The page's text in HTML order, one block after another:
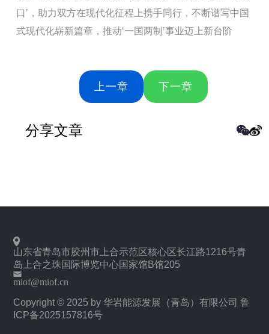
口’，助力双方在现代化征程上携手同行，不断谱写中国
式现代化崭新篇章，推动‘一国两制’事业迈上新台阶
上一章 下一章
分享文章
山东省青岛市胶州市上合示范区核心区长江路1216号青
岛上合之珠国际博览中心国家馆B馆205
miof@miof.cn
Copyright © 2025 by 华岩能源发展（青岛）有限公司鲁
ICP备2025157816号